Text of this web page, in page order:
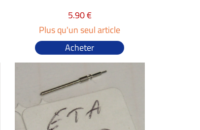
5.90 €
Plus qu'un seul article
Acheter